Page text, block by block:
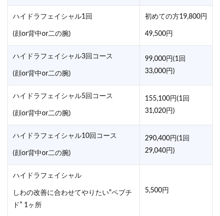
ハイドラフェイシャル1回
(顔or背中or二の腕)
初めての方19,800円
49,500円
ハイドラフェイシャル3回コース
(顔or背中or二の腕)
99,000円(1回
33,000円)
ハイドラフェイシャル5回コース
(顔or背中or二の腕)
155,100円(1回
31,020円)
ハイドラフェイシャル10回コース
(顔or背中or二の腕)
290,400円(1回
29,040円)
ハイドラフェイシャル
しわの改善に合わせてやりたい“ペプチ
ド” 1ヶ所
5,500円